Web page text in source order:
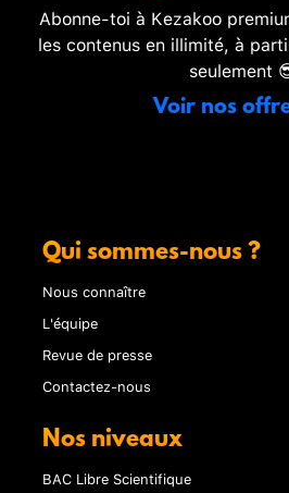
Abonne-toi à Kezakoo
les contenus en illimité, à
seulement
Voir nos
Qui sommes-nous ?
Nous connaître
L'équipe
Revue de presse
Contactez-nous
Nos niveaux
BAC Libre Scientifique